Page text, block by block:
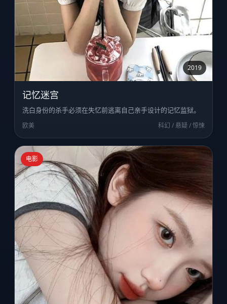
2019
记忆迷宫
洗白身份的杀手必须在失忆前逃离自己亲手设计的记忆监狱。
欧美 科幻 / 悬疑 / 惊悚
电影